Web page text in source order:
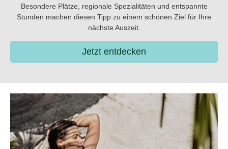
Besondere Plätze, regionale Spezialitäten und entspannte
Stunden machen diesen Tipp zu einem schönen Ziel für Ihre
nächste Auszeit.
Jetzt entdecken